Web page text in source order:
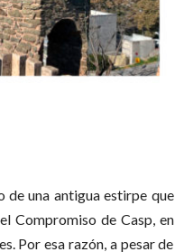
de una antigua estirpe que
Compromiso de Casp, en
Por esa razón, a pesar de